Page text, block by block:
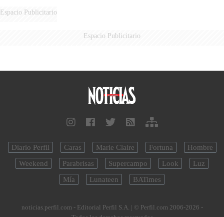
Espacio Publicitario
Espacio Publicitario
Diario Perfil Caras Marie Claire Fortuna
Hombre
Weekend
Parabrisas Supercampo Look
Luz
Mía
Lunateen BATimes
noticias.perfil.com - Editorial Perfil S.A. | © Perfil.com 2006-2026 -